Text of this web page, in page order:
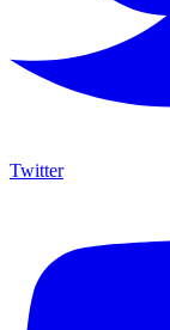
Twitter